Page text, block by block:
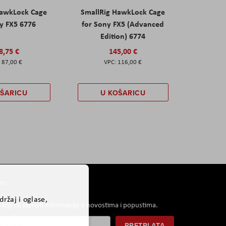
Cage
FX5 6776
€
87,00 €
SmallRig HawkLock Cage
for Sony FX5 (Advanced
Edition) 6774
145,00 €
116,00 €
U KOŠARICU
će saznati informacije o novostima i popustima.
i oglase,